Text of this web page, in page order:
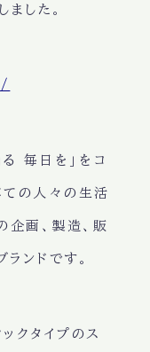
ました。
毎日を」をコ
ての人々の生活
企画、製造、販
ンドです。
クタイプのス